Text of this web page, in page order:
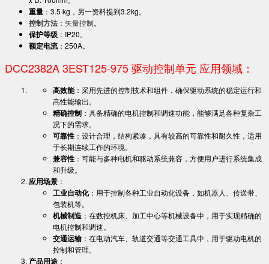
重量 ：3.5 kg，另一资料提到3.2kg。
控制方法 ：矢量控制。
保护等级 ：IP20。
额定电流：250A。
DCC2382A 3EST125-975 驱动控制单元 应用领域：
高效能：采用先进的控制技术和组件，确保驱动系统的稳定运行和
高性能输出。
精确控制 ：具备精确的电机控制和调速功能，能够满足各种复杂工
况下的需求。
可靠性 ：设计合理，结构紧凑，具有较高的可靠性和耐久性，适用
于长期连续工作的环境。
兼容性 ：可能与多种电机和驱动系统兼容，方便用户进行系统集成
和升级。
应用场景 ：
工业自动化：用于控制各种工业自动化设备，如机器人、传送带、
包装机等。
机械制造 ：在数控机床、加工中心等机械设备中，用于实现精确的
电机控制和调速。
交通运输 ：在电动汽车、轨道交通等交通工具中，用于驱动电机的
控制和管理。
产品用途 ：